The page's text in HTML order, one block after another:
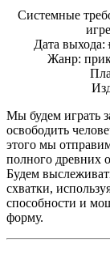
Системные
игре
Дата выхода:
Жанр:
Мы будем играть
освободить
этого мы
полного древних
Будем
схватки,
способности и
форму.